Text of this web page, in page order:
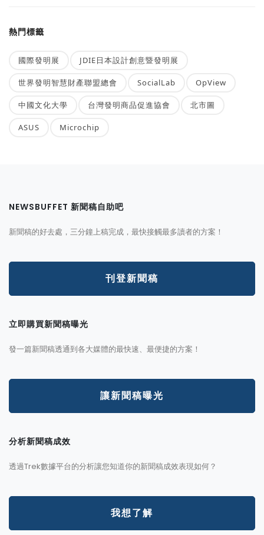
熱門標籤
國際發明展 JDIE日本設計創意暨發明展
世界發明智慧財產聯盟總會 SocialLab OpView
中國文化大學 台灣發明商品促進協會 北市圖
ASUS Microchip
NEWSBUFFET 新聞稿自助吧
新聞稿的好去處，三分鐘上稿完成，最快接觸最多讀者的方案！
刊登新聞稿
立即購買新聞稿曝光
發一篇新聞稿透通到各大媒體的最快速、最便捷的方案！
讓新聞稿曝光
分析新聞稿成效
透過Trek數據平台的分析讓您知道你的新聞稿成效表現如何？
我想了解